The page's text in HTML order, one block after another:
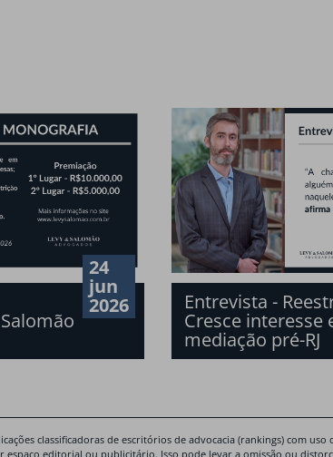
24
jun
2026 Entrevista -
Cresce interesse
mediação pré-RJ
classificadoras de escritórios de advocacia (rankings) com uso
espaço editorial ou publicitário. Isso pode levar a omissão ou